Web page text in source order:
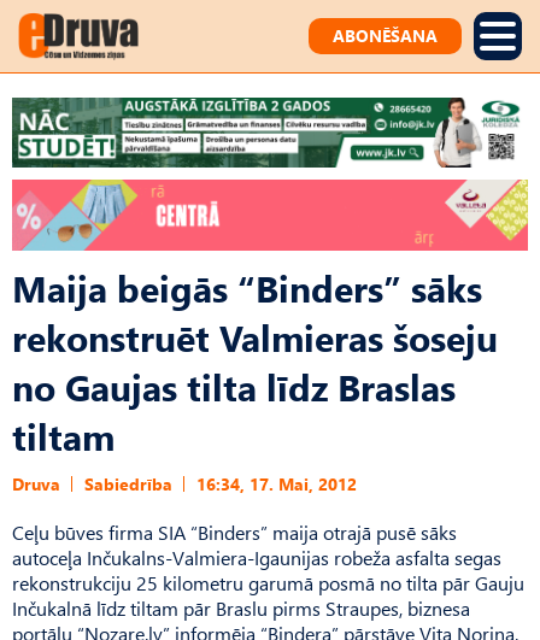
ABONĒŠANA
Maija beigās “Binders” sāks
rekonstruēt Valmieras šoseju
no Gaujas tilta līdz Braslas
tiltam
Druva Sabiedrība 16:34, 17. Mai, 2012
Ceļu būves firma SIA “Binders” maija otrajā pusē sāks
autoceļa Inčukalns-Valmiera-Igaunijas robeža asfalta segas
rekonstrukciju 25 kilometru garumā posmā no tilta pār Gauju
Inčukalnā līdz tiltam pār Braslu pirms Straupes, biznesa
portālu “Nozare.lv” informēja “Bindera” pārstāve Vita Noriņa.